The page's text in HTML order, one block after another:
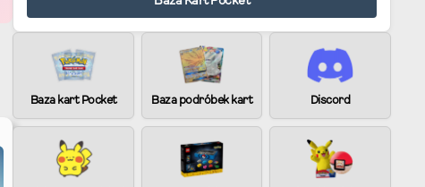
Baza kart Pocket Baza podróbek kart Discord